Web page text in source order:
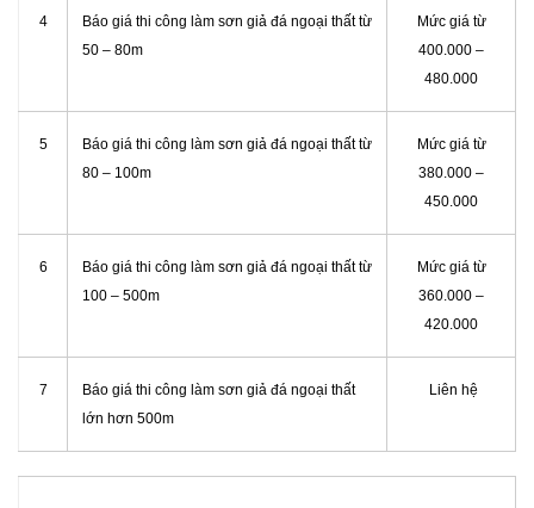
4
Báo giá thi công làm sơn giả đá ngoại thất từ
50 – 80m
Mức giá từ
400.000 –
480.000
5
Báo giá thi công làm sơn giả đá ngoại thất từ
80 – 100m
Mức giá từ
380.000 –
450.000
6
Báo giá thi công làm sơn giả đá ngoại thất từ
100 – 500m
Mức giá từ
360.000 –
420.000
7
Báo giá thi công làm sơn giả đá ngoại thất
lớn hơn 500m
Liên hệ